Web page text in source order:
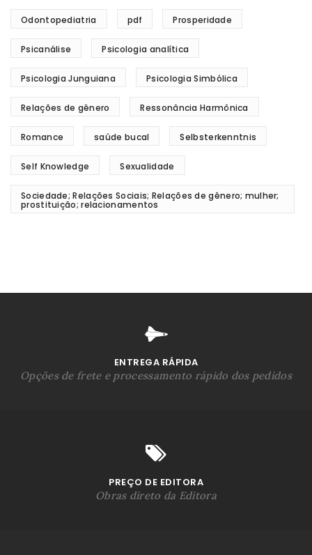
Odontopediatria pdf Prosperidade
Psicanálise Psicologia analítica
Psicologia Junguiana Psicologia Simbólica
Relações de gênero Ressonância Harmônica
Romance saúde bucal Selbsterkenntnis
Self Knowledge Sexualidade
Sociedade; Relações Sociais; Relações de gênero; mulher;
prostituição; relacionamentos
ENTREGA RÁPIDA
Opções de frete e processamento rápido dos pedidos
PREÇO DE EDITORA
Obras direto da Editora